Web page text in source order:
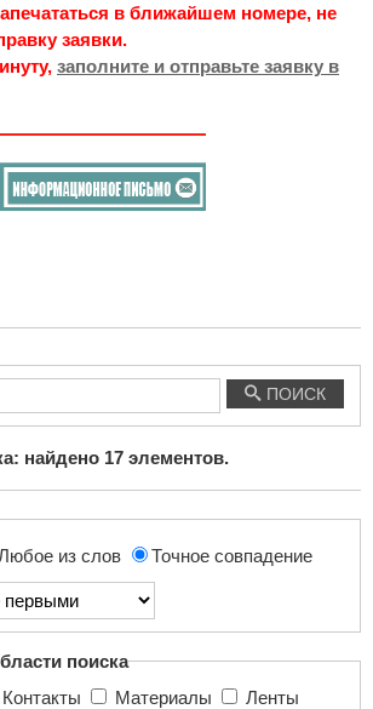
в ближайшем номере, не
заявки.
заполните и отправьте заявку в
ПОИСК
найдено 17 элементов.
из слов Точное совпадение
поиска
Контакты Материалы